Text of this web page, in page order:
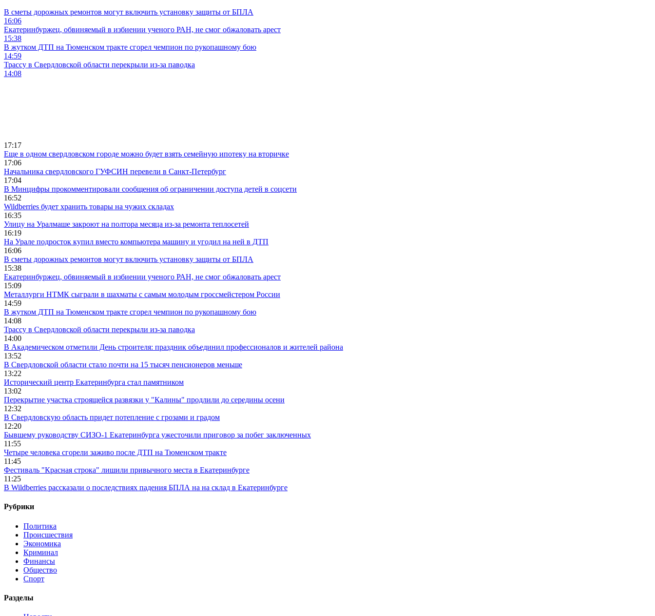
В сметы дорожных ремонтов могут включить установку защиты от БПЛА
16:06
Екатеринбуржец, обвиняемый в избиении ученого РАН, не смог обжаловать арест
15:38
В жутком ДТП на Тюменском тракте сгорел чемпион по рукопашному бою
14:59
Трассу в Свердловской области перекрыли из-за паводка
14:08
17:17
Еще в одном свердловском городе можно будет взять семейную ипотеку на вторичке
17:06
Начальника свердловского ГУФСИН перевели в Санкт-Петербург
17:04
В Минцифры прокомментировали сообщения об ограничении доступа детей в соцсети
16:52
Wildberries будет хранить товары на чужих складах
16:35
Улицу на Уралмаше закроют на полтора месяца из-за ремонта теплосетей
16:19
На Урале подросток купил вместо компьютера машину и угодил на ней в ДТП
16:06
В сметы дорожных ремонтов могут включить установку защиты от БПЛА
15:38
Екатеринбуржец, обвиняемый в избиении ученого РАН, не смог обжаловать арест
15:09
Металлурги НТМК сыграли в шахматы с самым молодым гроссмейстером России
14:59
В жутком ДТП на Тюменском тракте сгорел чемпион по рукопашному бою
14:08
Трассу в Свердловской области перекрыли из-за паводка
14:00
В Академическом отметили День строителя: праздник объединил профессионалов и жителей района
13:52
В Свердловской области стало почти на 15 тысяч пенсионеров меньше
13:22
Исторический центр Екатеринбурга стал памятником
13:02
Перекрытие участка строящейся развязки у "Калины" продлили до середины осени
12:32
В Свердловскую область придет потепление с грозами и градом
12:20
Бывшему руководству СИЗО-1 Екатеринбурга ужесточили приговор за побег заключенных
11:55
Четыре человека сгорели заживо после ДТП на Тюменском тракте
11:45
Фестиваль "Красная строка" лишили привычного места в Екатеринбурге
11:25
В Wildberries рассказали о последствиях падения БПЛА на на склад в Екатеринбурге
Рубрики
Политика
Происшествия
Экономика
Криминал
Финансы
Общество
Спорт
Разделы